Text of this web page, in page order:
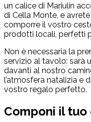
un calice di Mariulin
di Cella Monte, e
comporre il vostro
prodotti locali, perfetti
Non è necessaria la
servizio al tavolo: sarà
davanti al nostro
l’atmosfera natalizia e
vostro regalo perfetto.
Componi il